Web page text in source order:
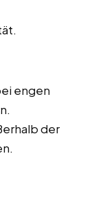
engen
der